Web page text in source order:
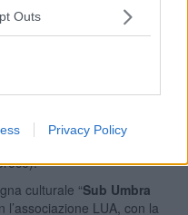
Outs
Privacy Policy
agli A3 Apulia Project,
ripercorrerà in musica la via
2017 non solo
e degustazioni.
“Il mistero delle antiche
culturale “Sub Umbra
l’associazione LUA, con la